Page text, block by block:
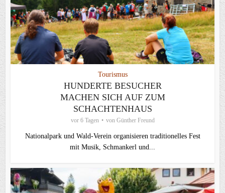
Tourismus
HUNDERTE BESUCHER
MACHEN SICH AUF ZUM
SCHACHTENHAUS
vor 6 Tagen von Günther Freund
Nationalpark und Wald-Verein organisieren traditionelles Fest
mit Musik, Schmankerl und...